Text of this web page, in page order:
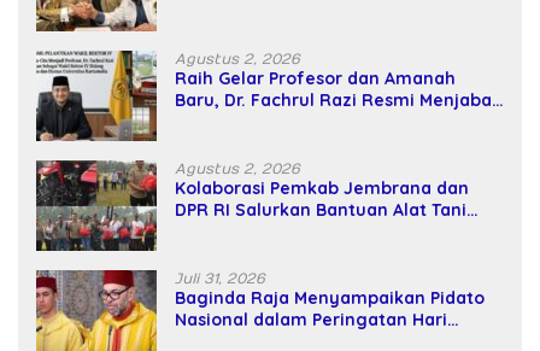
Agustus 2, 2026
Raih Gelar Profesor dan Amanah
Baru, Dr. Fachrul Razi Resmi Menjabat
Agustus 2, 2026
Kolaborasi Pemkab Jembrana dan
DPR RI Salurkan Bantuan Alat Tani
Juli 31, 2026
Baginda Raja Menyampaikan Pidato
Nasional dalam Peringatan Hari